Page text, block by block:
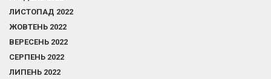
ЛИСТОПАД 2022
ЖОВТЕНЬ 2022
ВЕРЕСЕНЬ 2022
СЕРПЕНЬ 2022
ЛИПЕНЬ 2022